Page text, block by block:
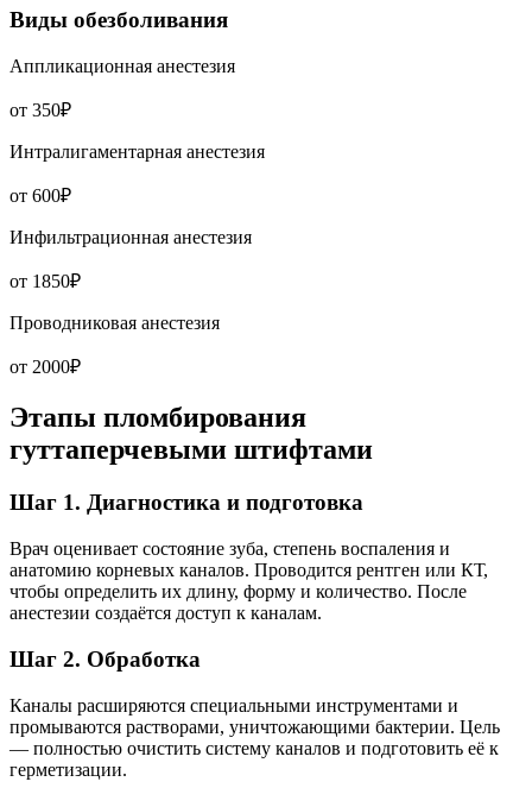
Виды обезболивания
Аппликационная анестезия
от 350₽
Интралигаментарная анестезия
от 600₽
Инфильтрационная анестезия
от 1850₽
Проводниковая анестезия
от 2000₽
Этапы пломбирования
гуттаперчевыми штифтами
Шаг 1. Диагностика и подготовка
Врач оценивает состояние зуба, степень воспаления и
анатомию корневых каналов. Проводится рентген или КТ,
чтобы определить их длину, форму и количество. После
анестезии создаётся доступ к каналам.
Шаг 2. Обработка
Каналы расширяются специальными инструментами и
промываются растворами, уничтожающими бактерии. Цель
— полностью очистить систему каналов и подготовить её к
герметизации.